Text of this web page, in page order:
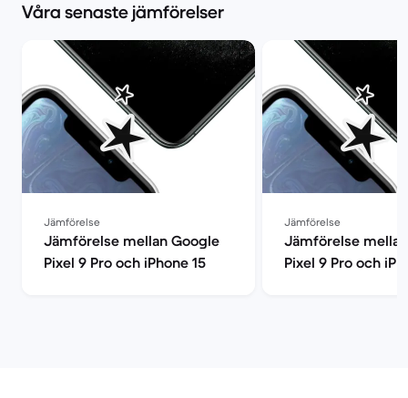
Våra senaste jämförelser
Jämförelse
Jämförelse mellan Google
Pixel 9 Pro och iPhone 15
Jämförelse
Jämförelse
Pixel 9 Pro och